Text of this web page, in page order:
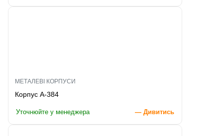
МЕТАЛЕВІ КОРПУСИ
Корпус A-384
Уточнюйте у менеджера — Дивитись